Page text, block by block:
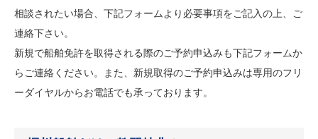
相談されたい場合、下記フォームより必要事項をご記入の上、ご
連絡下さい。
新規で船舶免許を取得される際のご予約申込みも下記フォームか
らご連絡ください。また、新規取得のご予約申込みは専用のフリ
ーダイヤルからお電話でも承っております。